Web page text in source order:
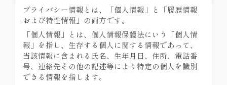
プライバシー情報とは、「個人情報」と「履歴情報
および特性情報」の両方です。
「個人情報」とは、個人情報保護法にいう「個人情
報」を指し、生存する個人に関する情報であって、
当該情報に含まれる氏名、生年月日、住所、電話番
号、連絡先その他の記述等により特定の個人を識別
できる情報を指します。